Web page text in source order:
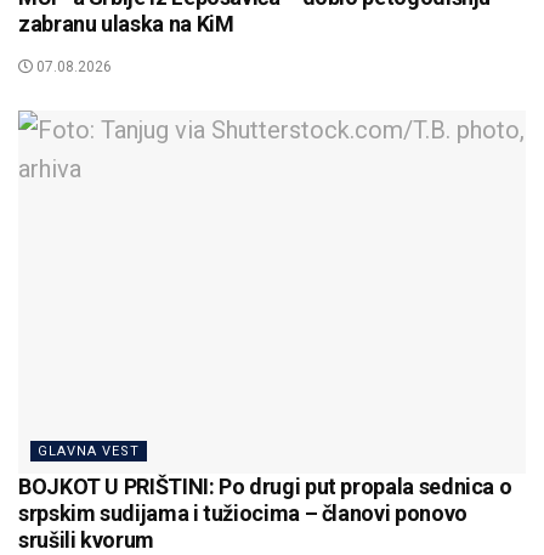
zabranu ulaska na KiM
07.08.2026
GLAVNA VEST
BOJKOT U PRIŠTINI: Po drugi put propala sednica o
srpskim sudijama i tužiocima – članovi ponovo
srušili kvorum